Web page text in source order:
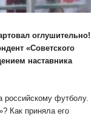
оглушительно!
«Советского
наставника
футболу.
Как приняла его